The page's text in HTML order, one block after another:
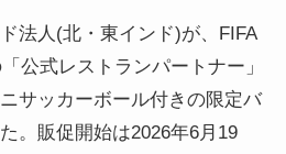
法人(北・東インド)が、FIFA
公式レストランパートナー」
サッカーボール付きの限定バ
。販促開始は2026年6月19